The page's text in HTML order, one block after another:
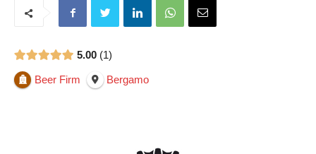
5.00 1
Beer Firm Bergamo